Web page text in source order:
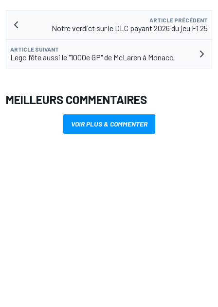
ARTICLE PRÉCÉDENT
Notre verdict sur le DLC payant 2026 du jeu F1 25
ARTICLE SUIVANT
Lego fête aussi le "1000e GP" de McLaren à Monaco
MEILLEURS COMMENTAIRES
VOIR PLUS & COMMENTER